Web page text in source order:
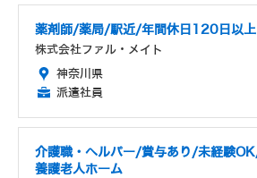
薬剤師/薬局/駅近/年間休日120日以上
株式会社ファル・メイト
神奈川県
派遣社員
介護職・ヘルパー/賞与あり/未経験
養護老人ホーム